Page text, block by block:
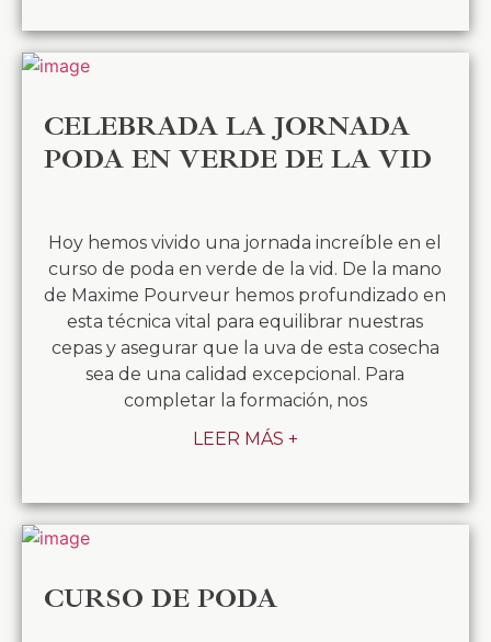
CELEBRADA LA JORNADA
PODA EN VERDE DE LA VID
Hoy hemos vivido una jornada increíble en el
curso de poda en verde de la vid. De la mano
de Maxime Pourveur hemos profundizado en
esta técnica vital para equilibrar nuestras
cepas y asegurar que la uva de esta cosecha
sea de una calidad excepcional. Para
completar la formación, nos
LEER MÁS +
CURSO DE PODA